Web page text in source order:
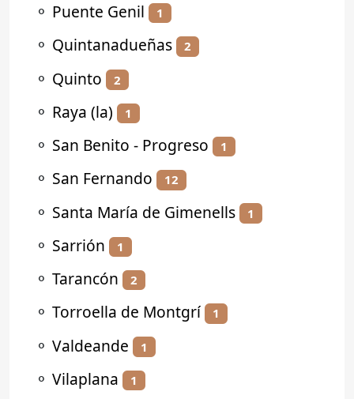
⚬ Puente Genil 1
⚬ Quintanadueñas 2
⚬ Quinto 2
⚬ Raya (la) 1
⚬ San Benito - Progreso 1
⚬ San Fernando 12
⚬ Santa María de Gimenells 1
⚬ Sarrión 1
⚬ Tarancón 2
⚬ Torroella de Montgrí 1
⚬ Valdeande 1
⚬ Vilaplana 1